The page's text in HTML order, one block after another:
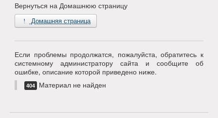
Вернуться на Домашнюю страницу
Домашняя страница
Если проблемы продолжатся, пожалуйста, обратитесь к
системному администратору сайта и сообщите об
ошибке, описание которой приведено ниже.
404 Материал не найден